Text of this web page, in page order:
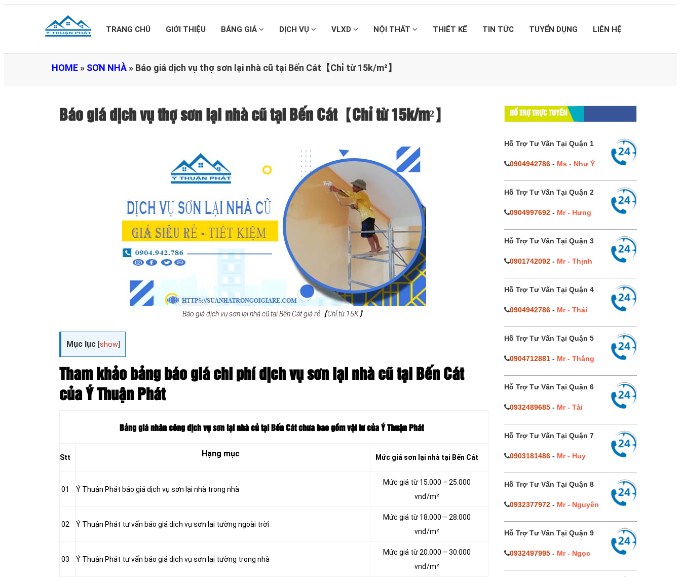
TRANG CHỦ GIỚI THIỆU BẢNG GIÁ DỊCH VỤ VLXD NỘI THẤT THIẾT KẾ TIN TỨC TUYỂN DỤNG LIÊN HỆ
HOME » SƠN NHÀ » Báo giá dịch vụ thợ sơn lại nhà cũ tại Bến Cát【Chỉ từ 15k/m²】
Báo giá dịch vụ thợ sơn lại nhà cũ tại Bến Cát【Chỉ từ 15k/m²】
Báo giá dịch vụ sơn lại nhà cũ tại Bến Cát giá rẻ【Chỉ từ 15K】
Mục lục [show
Tham khảo bảng báo giá chi phí dịch vụ sơn lại nhà cũ tại Bến Cát
của Ý Thuận Phát
Bảng giá nhân công dịch vụ sơn lại nhà củ tại Bến Cát chưa bao gồm vật tư của Ý Thuận Phát
Stt Hạng mục Mức giá sơn lại nhà tại Bến Cát
01 Ý Thuận Phát báo giá dịch vụ sơn lại nhà trong nhà
Mức giá từ 15.000 – 25.000
vnđ/m²
02 Ý Thuận Phát tư vấn báo giá dịch vụ sơn lại tường ngoài trời
Mức giá từ 18.000 – 28.000
vnđ/m²
03 Ý Thuận Phát tư vấn báo giá dịch vụ sơn lại tường trong nhà
Mức giá từ 20.000 – 30.000
vnđ/m²
HỔ TRỢ TRỰC TUYẾN
Hỗ Trợ Tư Vấn Tại Quận 1
0904942786- Ms - Như Ý
Hỗ Trợ Tư Vấn Tại Quận 2
0904997692- Mr - Hưng
Hỗ Trợ Tư Vấn Tại Quận 3
0901742092- Mr - Thịnh
Hỗ Trợ Tư Vấn Tại Quận 4
0904942786- Mr - Thái
Hỗ Trợ Tư Vấn Tại Quận 5
0904712881- Mr - Thắng
Hỗ Trợ Tư Vấn Tại Quận 6
0932489685- Mr - Tài
Hỗ Trợ Tư Vấn Tại Quận 7
0903181486- Mr - Huy
Hỗ Trợ Tư Vấn Tại Quận 8
0932377972- Mr - Nguyên
Hỗ Trợ Tư Vấn Tại Quận 9
0932497995- Mr - Ngọc